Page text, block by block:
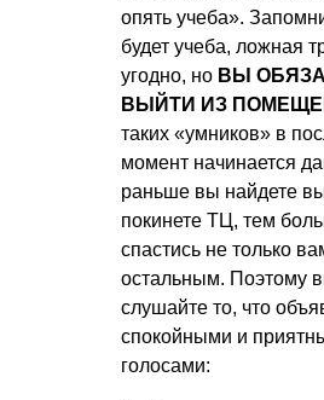
опять учеба».
будет учеба, ложная
угодно, но ВЫ
ВЫЙТИ ИЗ
таких «умников» в
момент начинается
раньше вы найдете
покинете ТЦ, тем
спастись не только
остальным. Поэтому
слушайте то, что
спокойными и
голосами: